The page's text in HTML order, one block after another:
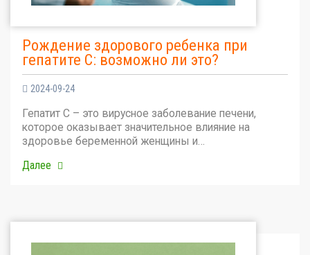
Рождение здорового ребенка при
гепатите С: возможно ли это?
2024-09-24
Гепатит С – это вирусное заболевание печени,
которое оказывает значительное влияние на
здоровье беременной женщины и…
Далее